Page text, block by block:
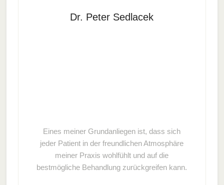
Dr. Peter Sedlacek
Eines meiner Grundanliegen ist, dass sich
jeder Patient in der freundlichen Atmosphäre
meiner Praxis wohlfühlt und auf die
bestmögliche Behandlung zurückgreifen kann.